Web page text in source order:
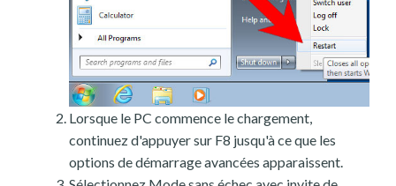
Lorsque le PC commence le chargement,
continuez d'appuyer sur F8 jusqu'à ce que les
options de démarrage avancées apparaissent.